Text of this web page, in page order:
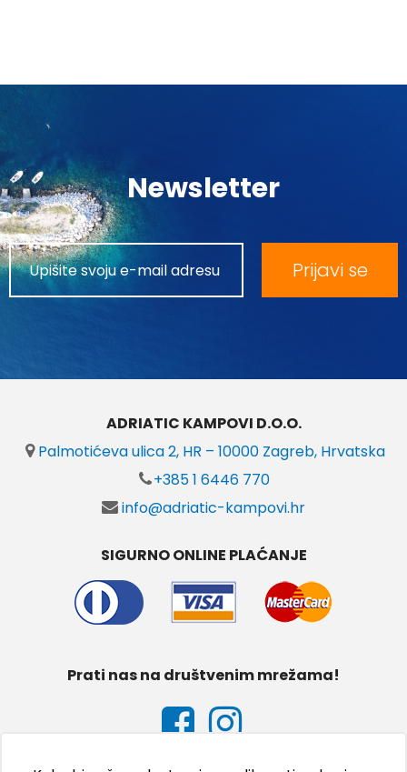
Newsletter
Prijavi se
ADRIATIC KAMPOVI D.O.O.
Palmotićeva ulica 2, HR – 10000 Zagreb, Hrvatska
+385 1 6446 770
info@adriatic-kampovi.hr
SIGURNO ONLINE PLAĆANJE
Prati nas na društvenim mrežama!